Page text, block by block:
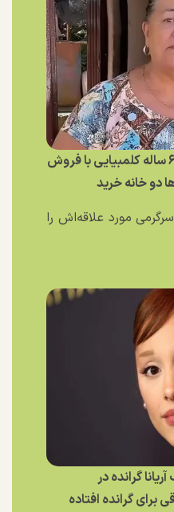
ملکه شایعه کلمبیا؛ زن ۶۷ ساله کلمبیایی با فروش
دو خانه خرید
سرگرمی مورد علاقه‌اش را
گرانده در
گرانده افتاده